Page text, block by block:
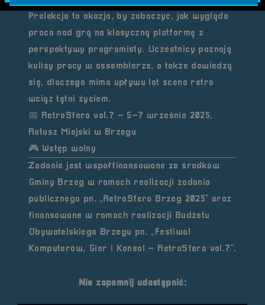
Prelekcja to okazja, by zobaczyć, jak wygląda
praca nad grą na klasyczną platformę z
perspektywy programisty. Uczestnicy poznają
kulisy pracy w assemblerze, a także dowiedzą
się, dlaczego mimo upływu lat scena retro
wciąż tętni życiem.
📅
RetroSfera vol.7 – 5–7 września 2025,
Ratusz Miejski w Brzegu
🎮 Wstęp wolny
Zadanie jest współfinansowane ze środków
Gminy Brzeg w ramach realizacji zadania
publicznego pn.„RetroSfera Brzeg 2025” oraz
finansowane w ramach realizacji
Budżetu
Obywatelskiego Brzegu pn. „Festiwal
Komputerów, Gier i Konsol – RetroSfera vol.7”.
Nie zapomnij udostępnić: